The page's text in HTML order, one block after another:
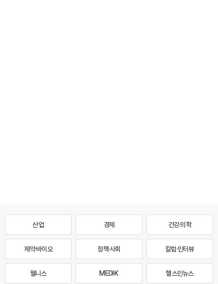
산업 경제 건강·의학
제약·바이오 정책·사회 칼럼·인터뷰
웰니스 MEDI·K 헬스인뉴스